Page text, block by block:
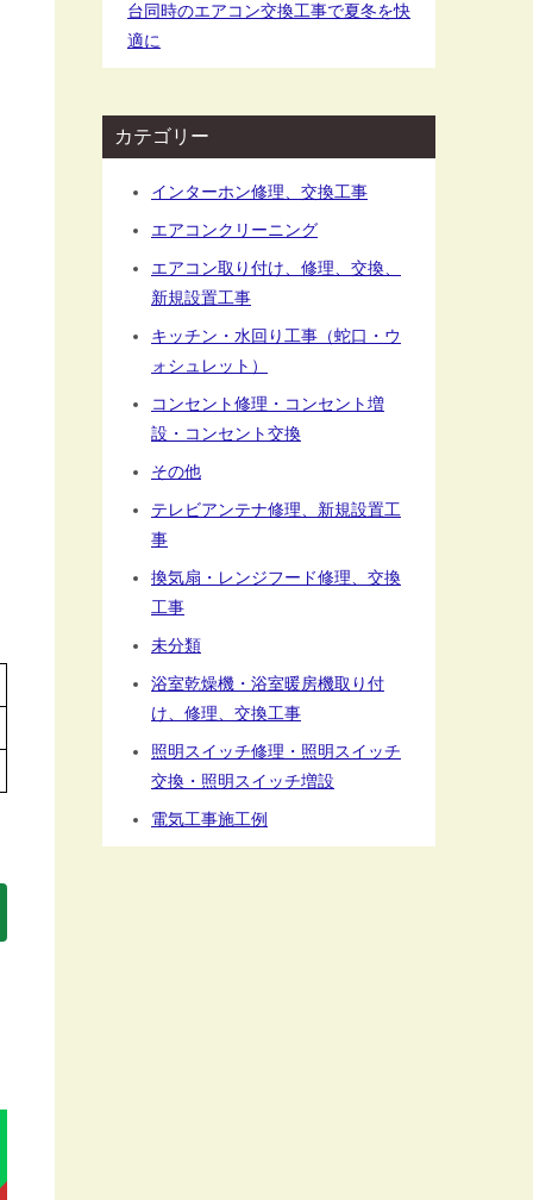
台同時のエアコン交換工事で夏冬を快
適に
カテゴリー
インターホン修理、交換工事
エアコンクリーニング
エアコン取り付け、修理、交換、
新規設置工事
キッチン・水回り工事（蛇口・ウ
ォシュレット）
コンセント修理・コンセント増
設・コンセント交換
その他
テレビアンテナ修理、新規設置工
事
換気扇・レンジフード修理、交換
工事
未分類
浴室乾燥機・浴室暖房機取り付
け、修理、交換工事
照明スイッチ修理・照明スイッチ
交換・照明スイッチ増設
電気工事施工例